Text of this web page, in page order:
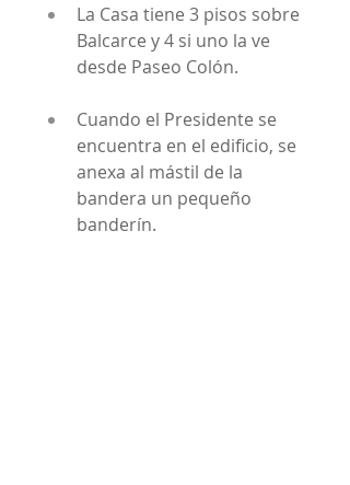
La Casa tiene 3 pisos sobre
Balcarce y 4 si uno la ve
desde Paseo Colón.
Cuando el Presidente se
encuentra en el edificio, se
anexa al mástil de la
bandera un pequeño
banderín.